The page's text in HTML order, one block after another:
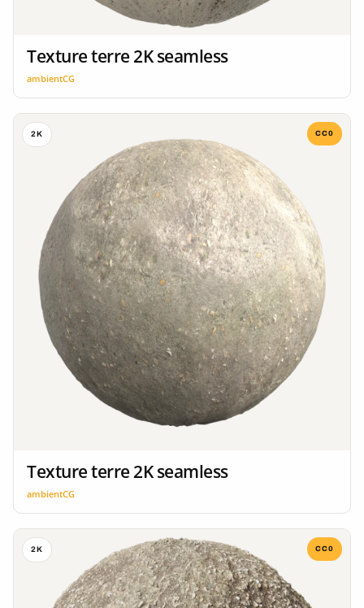
Texture terre 2K seamless
ambientCG
2K CC0
Texture terre 2K seamless
ambientCG
2K CC0